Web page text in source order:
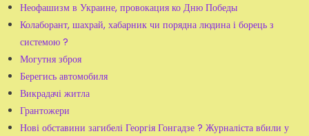
Неофашизм в Украине, провокация ко Дню Победы
Колаборант, шахрай, хабарник чи порядна людина і борець з
системою ?
Могутня зброя
Берегись автомобиля
Викрадачі житла
Грантожери
Нові обставини загибелі Георгія Гонгадзе ? Журналіста вбили у